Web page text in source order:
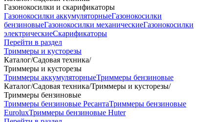
Газонокосилки и скарификаторы
Газонокосилки аккумуляторныеГазонокосилки
бензиновыеГазонокосилки механическиеГазонокосилки
электрическиеСкарификаторы
Перейти в раздел
Триммеры и кусторезы
Каталог/Садовая техника/
Триммеры и кусторезы
Триммеры аккумуляторныеТриммеры бензиновые
Каталог/Садовая техника/Триммеры и кусторезы/
Триммеры бензиновые
Триммеры бензиновые РесантаТриммеры бензиновые
EuroluxТриммеры бензиновые Huter